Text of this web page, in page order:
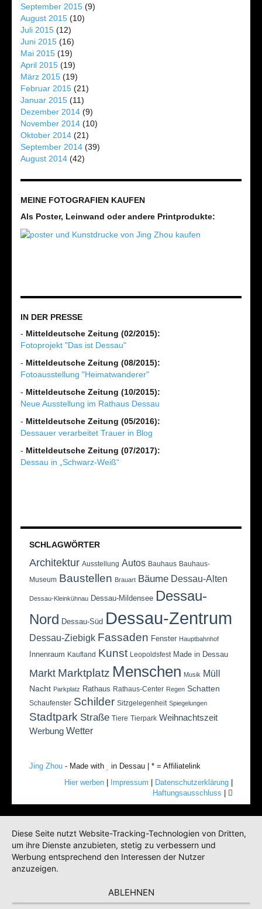
September 2015 (9)
August 2015 (10)
Juli 2015 (12)
Juni 2015 (16)
Mai 2015 (19)
April 2015 (19)
März 2015 (19)
Februar 2015 (21)
Januar 2015 (11)
Dezember 2014 (9)
November 2014 (10)
Oktober 2014 (21)
September 2014 (39)
August 2014 (42)
MEINE FOTOGRAFIEN KAUFEN
Als Poster, Leinwand oder andere Printprodukte:
IN DER PRESSE
- Mitteldeutsche Zeitung (02/2015):
Fotoprojekt "Das ist Dessau"
- Mitteldeutsche Zeitung (08/2015):
Fotoausstellung "Heimatwanderer"
- Mitteldeutsche Zeitung (10/2015):
Neue Ausstellung im Rathaus Dessau
- Mitteldeutsche Zeitung (05/2016):
Dessauer verarbeitet Trauer in Blog
- Mitteldeutsche Zeitung (07/2017):
Dessau in „Schwarz-Weiß“
SCHLAGWÖRTER
Architektur Ausstellung Autos Bauhaus Bauhaus-
Museum Baustellen Brauart Bäume Dessau-Alten
Dessau-Kleinkühnau Dessau-Mildensee Dessau-
Nord Dessau-Süd Dessau-Zentrum
Dessau-Ziebigk Fassaden Fenster Hauptbahnhof
Innenraum Kaufland Kunst Leopoldsfest Made in Dessau
Markt Marktplatz Menschen Musik Müll
Nacht Parkplatz Rathaus Rathaus-Center Regen Schatten
Schaufenster Schilder Sitzgelegenheit Spiegelungen
Stadtpark Straße Tiere Tierpark Weihnachtszeit
Werbung Wetter
Jing Zhou - Made with
in Dessau | * = Affiliatelink
Hier werben
Impressum Datenschutzerklärung
Haftungsausschluss
Diese Seite nutzt Website-Tracking-Technologien von Dritten,
um ihre Dienste anzubieten, stetig zu verbessern und
Werbung entsprechend den Interessen der Nutzer
anzuzeigen.
ABLEHNEN